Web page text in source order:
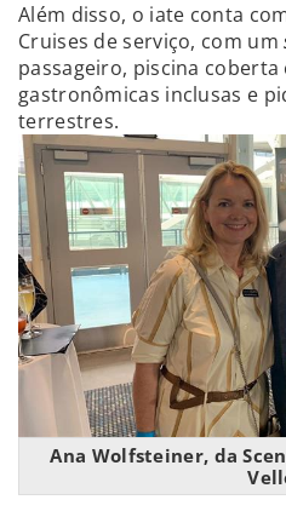
Além disso, o iate conta
Cruises de serviço, com um
passageiro, piscina
gastronômicas inclusas e
terrestres.
Ana Wolfsteiner, da